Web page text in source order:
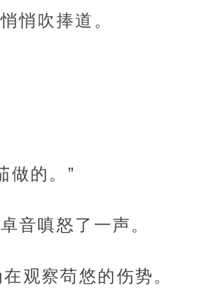
悄吹捧道。
做的。”
音嗔怒了一声。
观察苟悠的伤势。